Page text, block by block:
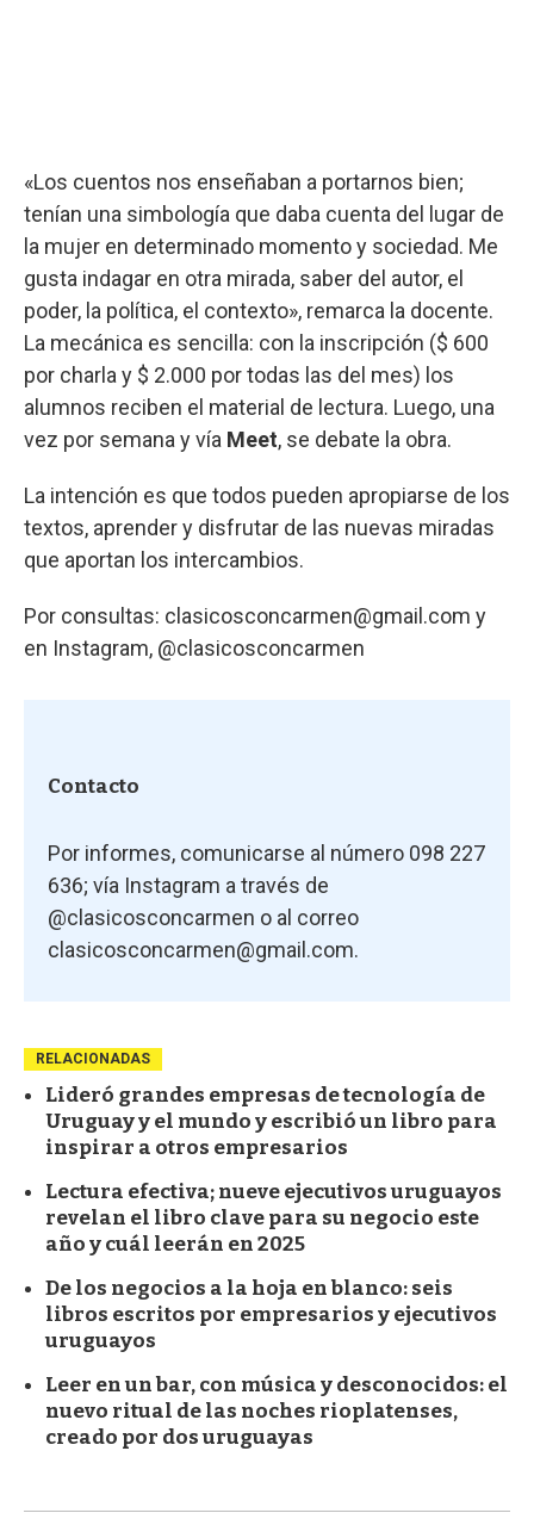
«Los cuentos nos enseñaban a portarnos bien;
tenían una simbología que daba cuenta del lugar de
la mujer en determinado momento y sociedad. Me
gusta indagar en otra mirada, saber del autor, el
poder, la política, el contexto», remarca la docente.
La mecánica es sencilla: con la inscripción ($ 600
por charla y $ 2.000 por todas las del mes) los
alumnos reciben el material de lectura. Luego, una
vez por semana y vía Meet, se debate la obra.
La intención es que todos pueden apropiarse de los
textos, aprender y disfrutar de las nuevas miradas
que aportan los intercambios.
Por consultas: clasicosconcarmen@gmail.com y
en Instagram, @clasicosconcarmen
Contacto
Por informes, comunicarse al número 098 227
636; vía Instagram a través de
@clasicosconcarmen o al correo
clasicosconcarmen@gmail.com.
RELACIONADAS
Lideró grandes empresas de tecnología de
Uruguay y el mundo y escribió un libro para
inspirar a otros empresarios
Lectura efectiva; nueve ejecutivos uruguayos
revelan el libro clave para su negocio este
año y cuál leerán en 2025
De los negocios a la hoja en blanco: seis
libros escritos por empresarios y ejecutivos
uruguayos
Leer en un bar, con música y desconocidos: el
nuevo ritual de las noches rioplatenses,
creado por dos uruguayas